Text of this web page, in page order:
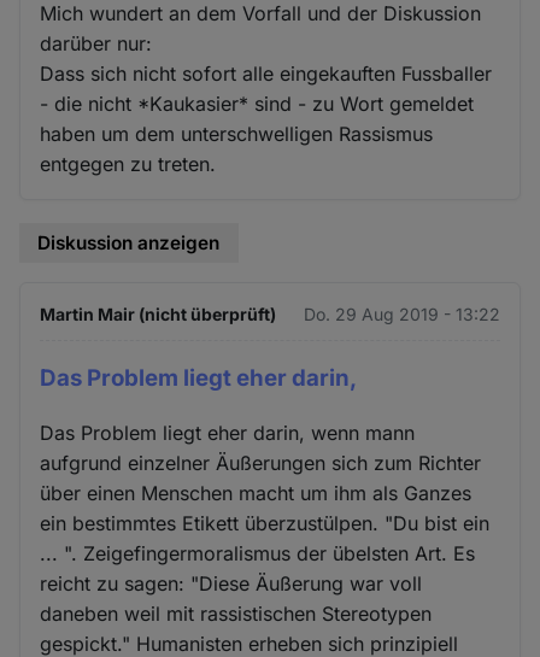
Mich wundert an dem Vorfall und der Diskussion
darüber nur:
Dass sich nicht sofort alle eingekauften Fussballer
- die nicht *Kaukasier* sind - zu Wort gemeldet
haben um dem unterschwelligen Rassismus
entgegen zu treten.
Diskussion anzeigen
Martin Mair (nicht überprüft) Do. 29 Aug 2019 - 13:22
Das Problem liegt eher darin,
Das Problem liegt eher darin, wenn mann
aufgrund einzelner Äußerungen sich zum Richter
über einen Menschen macht um ihm als Ganzes
ein bestimmtes Etikett überzustülpen. "Du bist ein
... ". Zeigefingermoralismus der übelsten Art. Es
reicht zu sagen: "Diese Äußerung war voll
daneben weil mit rassistischen Stereotypen
gespickt." Humanisten erheben sich prinzipiell